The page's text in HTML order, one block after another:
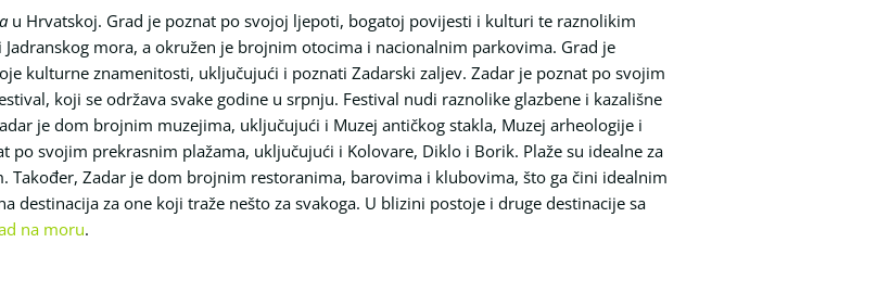
u Hrvatskoj. Grad je poznat po svojoj ljepoti, bogatoj povijesti i kulturi te raznolikim
mora, a okružen je brojnim otocima i nacionalnim parkovima. Grad je
kulturne znamenitosti, uključujući i poznati Zadarski zaljev. Zadar je poznat po svojim
koji se održava svake godine u srpnju. Festival nudi raznolike glazbene i kazališne
je dom brojnim muzejima, uključujući i Muzej antičkog stakla, Muzej arheologije i
po svojim prekrasnim plažama, uključujući i Kolovare, Diklo i Borik. Plaže su idealne za
Također, Zadar je dom brojnim restoranima, barovima i klubovima, što ga čini idealnim
destinacija za one koji traže nešto za svakoga. U blizini postoje i druge destinacije sa
na moru.